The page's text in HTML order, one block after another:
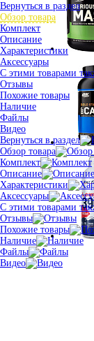
Вернуться в раздел
Обзор товара
Комплект
Описание
Характеристики
Аксессуары
С этими товарами
Отзывы
Похожие товары
Наличие
Файлы
Видео
Вернуться в раздел
Обзор товара
Комплект
Описание
Характеристики
Аксессуары
С этими товарами
Отзывы
Похожие товары
Наличие
Файлы
Видео